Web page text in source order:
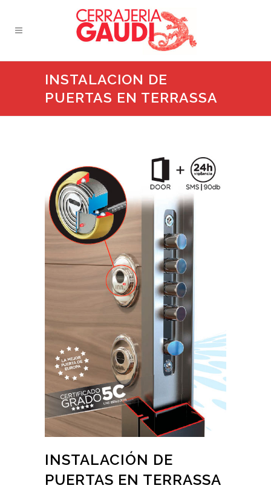
INSTALACION DE
PUERTAS EN TERRASSA
INSTALACIÓN DE
PUERTAS EN TERRASSA